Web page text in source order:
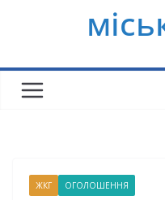
ЖКГ ОГОЛОШЕННЯ